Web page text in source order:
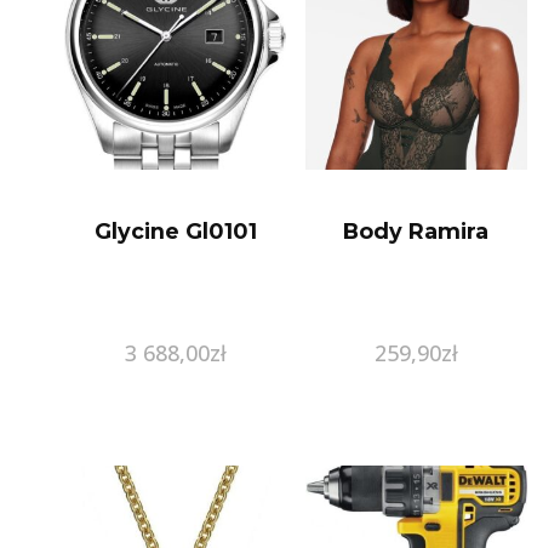
Glycine Gl0101
3 688,00zł
Body Ramira
259,90zł